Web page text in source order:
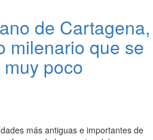
de Cartagena,
milenario que se
poco
más antiguas e importantes de